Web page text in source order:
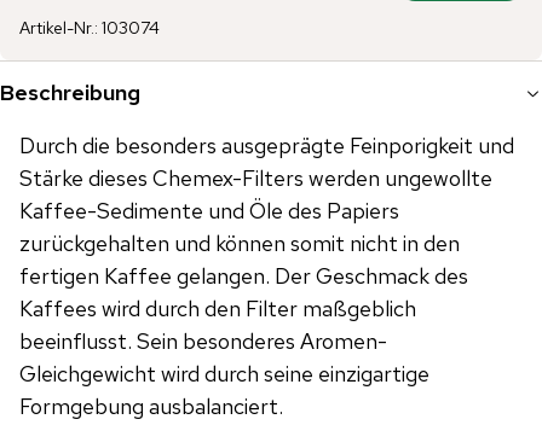
Artikel-Nr.: 103074
Beschreibung
Durch die besonders ausgeprägte Feinporigkeit und
Stärke dieses Chemex-Filters werden ungewollte
Kaffee-Sedimente und Öle des Papiers
zurückgehalten und können somit nicht in den
fertigen Kaffee gelangen. Der Geschmack des
Kaffees wird durch den Filter maßgeblich
beeinflusst. Sein besonderes Aromen-
Gleichgewicht wird durch seine einzigartige
Formgebung ausbalanciert.